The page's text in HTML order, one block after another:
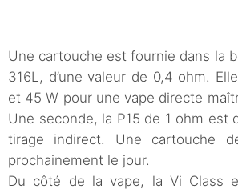
Une cartouche est fournie dans la
316L, d’une valeur de 0,4 ohm.
et 45 W pour une vape directe
Une seconde, la P15 de 1 ohm est
tirage indirect. Une cartouche
prochainement le jour.
Du côté de la vape, la Vi Class